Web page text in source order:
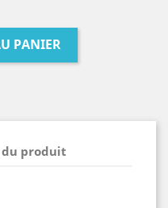
PANIER
du produit